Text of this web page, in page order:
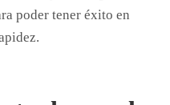
poder tener éxito en